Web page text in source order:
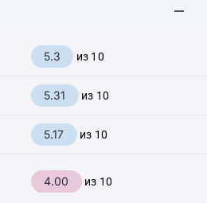
5.3 из 10
5.31 из 10
5.17 из 10
4.00 из 10